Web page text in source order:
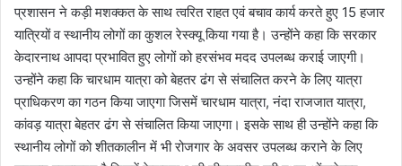
प्रशासन ने कड़ी मशक्कत के साथ त्वरित राहत एवं बचाव कार्य करते हुए 15 हजार
यात्रियों व स्थानीय लोगों का कुशल रेस्क्यू किया गया है। उन्होंने कहा कि सरकार
केदारनाथ आपदा प्रभावित हुए लोगों को हरसंभव मदद उपलब्ध कराई जाएगी।
उन्होंने कहा कि चारधाम यात्रा को बेहतर ढंग से संचालित करने के लिए यात्रा
प्राधिकरण का गठन किया जाएगा जिसमें चारधाम यात्रा, नंदा राजजात यात्रा,
कांवड़ यात्रा बेहतर ढंग से संचालित किया जाएगा। इसके साथ ही उन्होंने कहा कि
स्थानीय लोगों को शीतकालीन में भी रोजगार के अवसर उपलब्ध कराने के लिए